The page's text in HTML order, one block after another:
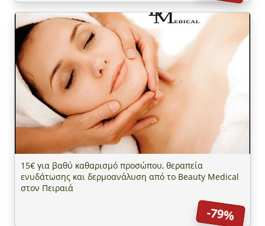
15€ για βαθύ καθαρισμό προσώπου, θεραπεία
ενυδάτωσης και δερμοανάλυση από το Beauty Medical
στον Πειραιά
-79%